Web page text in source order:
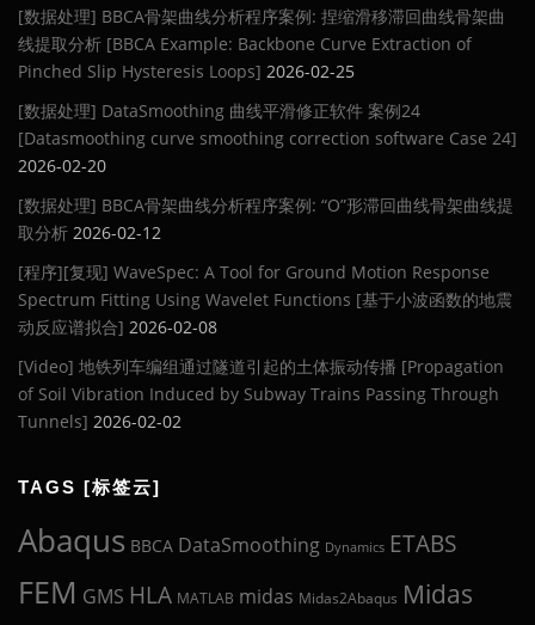
[数据处理] BBCA骨架曲线分析程序案例: 捏缩滑移滞回曲线骨架曲
线提取分析 [BBCA Example: Backbone Curve Extraction of
Pinched Slip Hysteresis Loops] 2026-02-25
[数据处理] DataSmoothing 曲线平滑修正软件 案例24
[Datasmoothing curve smoothing correction software Case 24]
2026-02-20
[数据处理] BBCA骨架曲线分析程序案例: “O”形滞回曲线骨架曲线提
取分析 2026-02-12
[程序][复现] WaveSpec: A Tool for Ground Motion Response
Spectrum Fitting Using Wavelet Functions [基于小波函数的地震
动反应谱拟合] 2026-02-08
[Video] 地铁列车编组通过隧道引起的土体振动传播 [Propagation
of Soil Vibration Induced by Subway Trains Passing Through
Tunnels] 2026-02-02
TAGS [标签云]
Abaqus BBCA DataSmoothing Dynamics ETABS
FEM GMS HLA MATLAB midas Midas2Abaqus Midas